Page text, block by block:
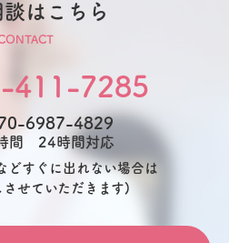
はこちら
411-7285
6987-4829
間 24時間対応
どすぐに出れない場合は
せていただきます)